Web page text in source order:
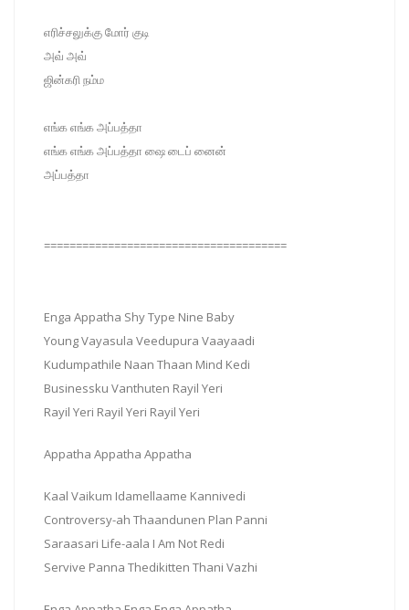
எரிச்சலுக்கு மோர் குடி
அவ் அவ்
ஜின்கரி நம்ம
எங்க எங்க அப்பத்தா
எங்க எங்க அப்பத்தா ஷை டைப் னைன்
அப்பத்தா
======================================
Enga Appatha Shy Type Nine Baby
Young Vayasula Veedupura Vaayaadi
Kudumpathile Naan Thaan Mind Kedi
Businessku Vanthuten Rayil Yeri
Rayil Yeri Rayil Yeri Rayil Yeri
Appatha Appatha Appatha
Kaal Vaikum Idamellaame Kannivedi
Controversy-ah Thaandunen Plan Panni
Saraasari Life-aala I Am Not Redi
Servive Panna Thedikitten Thani Vazhi